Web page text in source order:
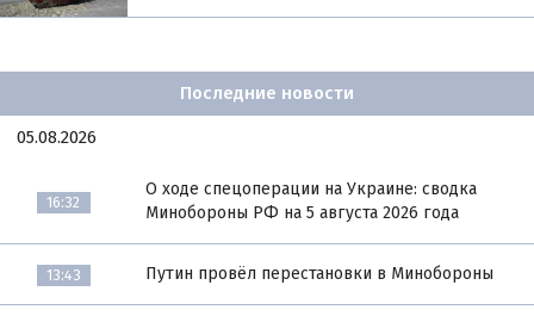
Последние новости
05.08.2026
16:32
О ходе спецоперации на Украине: сводка
Минобороны РФ на 5 августа 2026 года
13:43 Путин провёл перестановки в Минобороны